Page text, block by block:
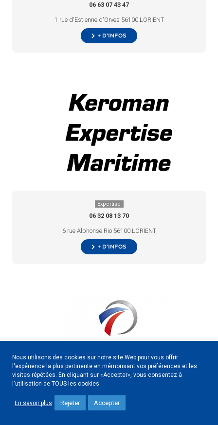
06 63 07 43 47
1 rue d'Estienne d'Orves 56100 LORIENT
+ d’infos
Expertise
06 32 08 13 70
6 rue Alphonse Rio 56100 LORIENT
+ d’infos
Construction
02 97 76 89 10
Nous utilisons des cookies sur notre site Web pour vous offrir
l'expérience la plus pertinente en mémorisant vos préférences et les
visites répétées. En cliquant sur «Accepter», vous consentez à
l'utilisation de TOUS les cookies.
En savoir plus Rejeter Accepter